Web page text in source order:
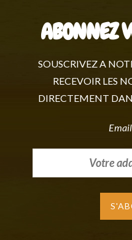
ABONNEZ
SOUSCRIVEZ A
RECEVOIR LES
DIRECTEMENT